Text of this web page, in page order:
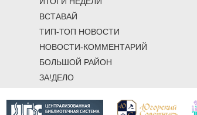
ВСТАВАЙ
ТИП-ТОП НОВОСТИ
НОВОСТИ-КОММЕНТАРИЙ
БОЛЬШОЙ РАЙОН
ЗА!ДЕЛО